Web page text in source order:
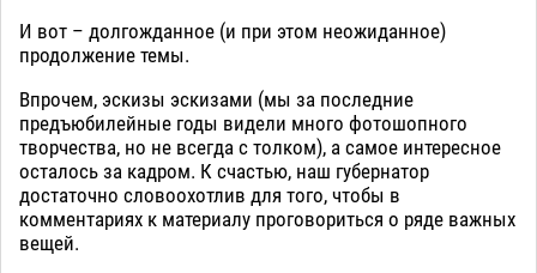
И вот – долгожданное (и при этом неожиданное)
продолжение темы.
Впрочем, эскизы эскизами (мы за последние
предъюбилейные годы видели много фотошопного
творчества, но не всегда с толком), а самое интересное
осталось за кадром. К счастью, наш губернатор
достаточно словоохотлив для того, чтобы в
комментариях к материалу проговориться о ряде важных
вещей.